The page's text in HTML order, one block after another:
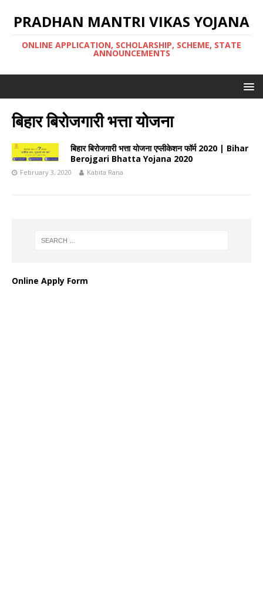
PRADHAN MANTRI VIKAS YOJANA
ONLINE APPLICATION, SCHOLARSHIP, SCHEME, STATE
ANNOUNCEMENTS
बिहार बिरोजगारी भत्ता योजना
बिहार बिरोजगारी भत्ता योजना एप्लीकेशन फॉर्म 2020 | Bihar
Berojgari Bhatta Yojana 2020
February 3, 2020 Kabita Rana
Online Apply Form